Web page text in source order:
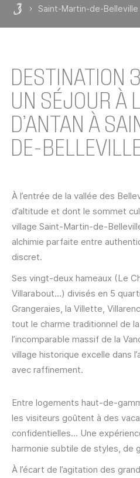
Saint-Martin-de-Belleville
DESTINATION
UN SÉJOUR À
D’ANTAN À
DE-
À l’entrée de la vallée des
d’altitude et dont le sommet
village Saint-Martin-de-
alchimie parfaite entre
discret.
Ses vingt-deux hameaux (Le
Villarabout...) divisés en 5
Grangeraies, la Villette,
tout le charme traditionnel de
l’incomparable massif de la
village historique excelle dans
avec raffinement.
Entre logements haut-de-
les visiteurs goûtent à des
confidentielles... Une
harmonie subtile de styles, de
À l’écart de l’agitation des